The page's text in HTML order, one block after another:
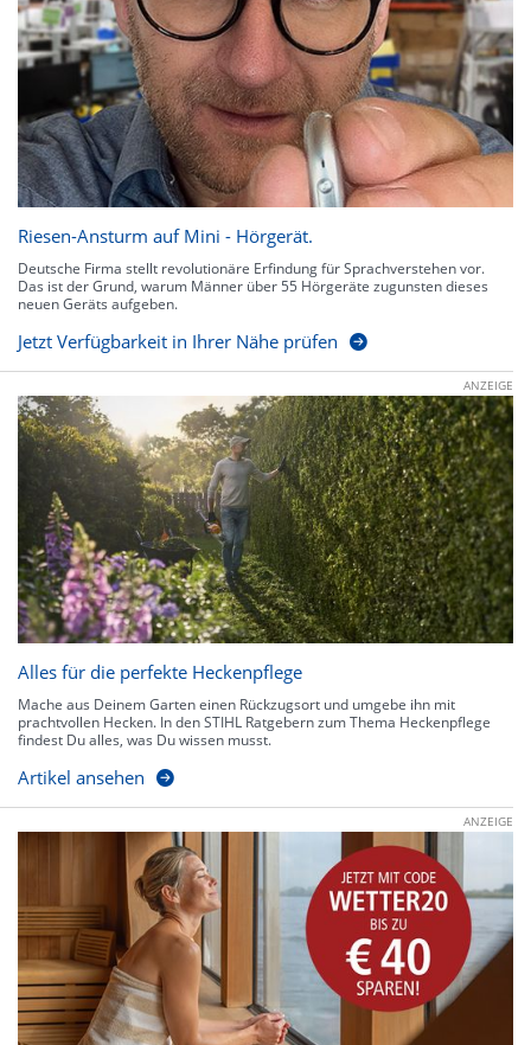
Riesen-Ansturm auf Mini - Hörgerät.
Deutsche Firma stellt revolutionäre Erfindung für Sprachverstehen vor.
Das ist der Grund, warum Männer über 55 Hörgeräte zugunsten dieses
neuen Geräts aufgeben.
Jetzt Verfügbarkeit in Ihrer Nähe prüfen
ANZEIGE
Alles für die perfekte Heckenpflege
Mache aus Deinem Garten einen Rückzugsort und umgebe ihn mit
prachtvollen Hecken. In den STIHL Ratgebern zum Thema Heckenpflege
findest Du alles, was Du wissen musst.
Artikel ansehen
ANZEIGE